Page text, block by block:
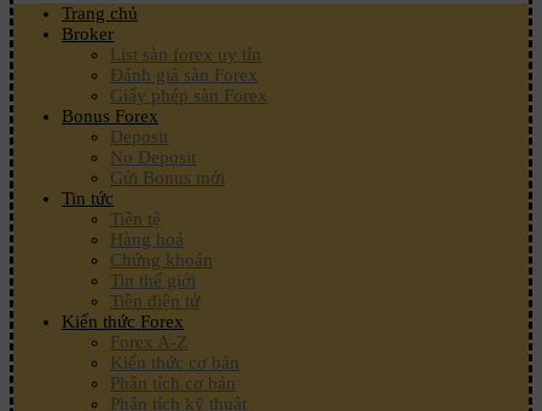
Trang chủ
Broker
List sàn forex uy tín
Đánh giá sàn Forex
Giấy phép sàn Forex
Bonus Forex
Deposit
No Deposit
Gửi Bonus mới
Tin tức
Tiền tệ
Hàng hoá
Chứng khoán
Tin thế giới
Tiền điện tử
Kiến thức Forex
Forex A-Z
Kiến thức cơ bản
Phân tích cơ bản
Phân tích kỹ thuật